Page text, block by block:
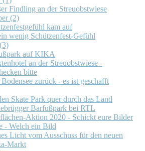
Findling an der Streuobstwiese
(2)
kam auf
wenig Schützenfest-Gefühl
auf KIKA
an der Streuobstwiese -
bitte
zurück - es ist geschafft
Skate Park quer durch das Land
Barfußpark bei RTL
Aktion 2020 - Schickt eure Bilder
- Welch ein Bild
Licht vom Ausschuss für den neuen
Markt